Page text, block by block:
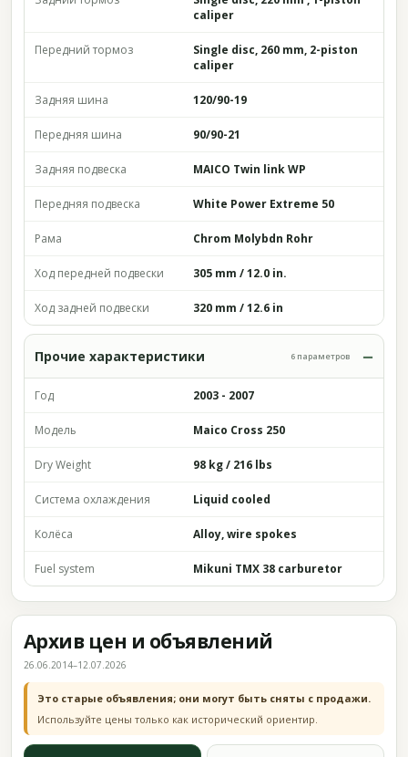
caliper
Передний тормоз
Single disc, 260 mm, 2-piston
caliper
Задняя шина 120/90-19
Передняя шина 90/90-21
Задняя подвеска MAICO Twin link WP
Передняя подвеска White Power Extreme 50
Рама Chrom Molybdn Rohr
Ход передней подвески 305 mm / 12.0 in.
Ход задней подвески 320 mm / 12.6 in
Прочие характеристики 6 параметров
Год 2003 - 2007
Модель Maico Cross 250
Dry Weight 98 kg / 216 lbs
Система охлаждения Liquid cooled
Колёса Alloy, wire spokes
Fuel system Mikuni TMX 38 carburetor
Архив цен и объявлений
26.06.2014–12.07.2026
Это старые объявления; они могут быть сняты с продажи.
Используйте цены только как исторический ориентир.